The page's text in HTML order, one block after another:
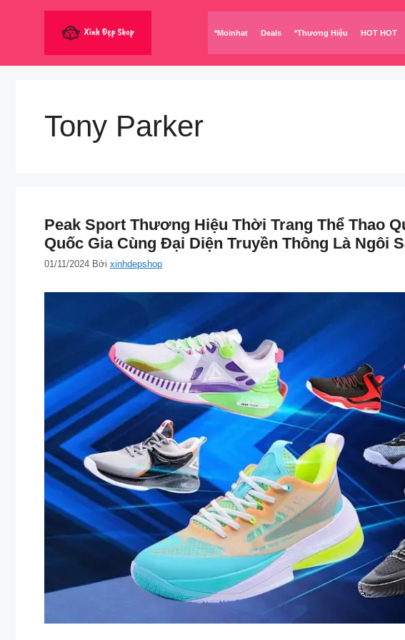
*Moinhat Deals *Thương Hiệu HOT HOT
Tony Parker
Peak Sport Thương Hiệu Thời Trang Thể Thao
Quốc Gia Cùng Đại Diện Truyền Thông Là Ngôi
01/11/2024 Bởi xinhdepshop